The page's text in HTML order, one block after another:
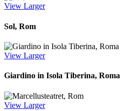
View Larger
Sol, Rom
View Larger
Giardino in Isola Tiberina, Roma
View Larger